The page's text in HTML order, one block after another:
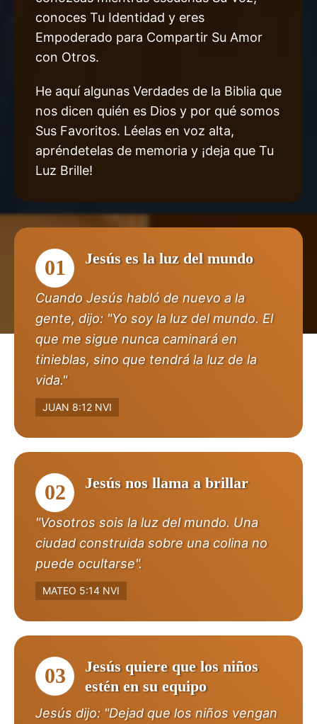
conoces Tu Identidad y eres
Empoderado para Compartir Su Amor
con Otros.
He aquí algunas Verdades de la Biblia que
nos dicen quién es Dios y por qué somos
Sus Favoritos. Léelas en voz alta,
apréndetelas de memoria y ¡deja que Tu
Luz Brille!
01 Jesús es la luz del mundo
Cuando Jesús habló de nuevo a la
gente, dijo: "Yo soy la luz del mundo. El
que me sigue nunca caminará en
tinieblas, sino que tendrá la luz de la
vida."
JUAN 8:12 NVI
02 Jesús nos llama a brillar
"Vosotros sois la luz del mundo. Una
ciudad construida sobre una colina no
puede ocultarse".
MATEO 5:14 NVI
03
Jesús quiere que los niños
estén en su equipo
Jesús dijo: "Dejad que los niños vengan